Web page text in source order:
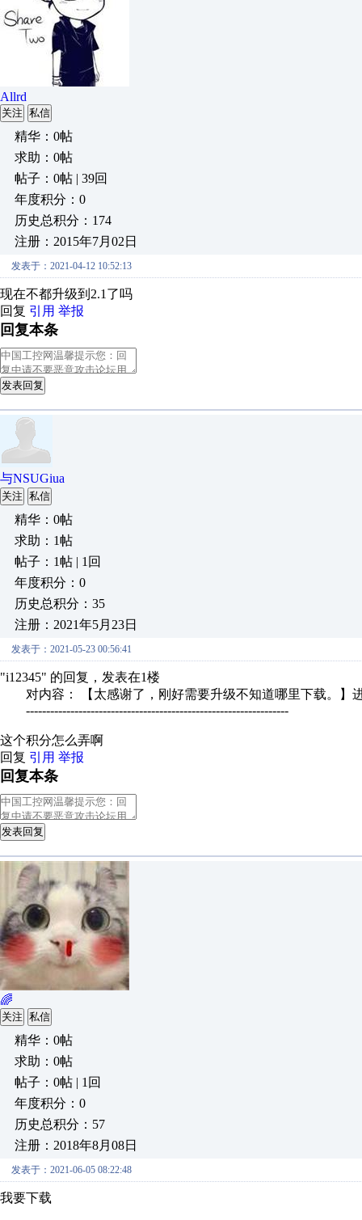
Allrd
关注 私信
精华：0帖
求助：0帖
帖子：0帖 | 39回
年度积分：0
历史总积分：174
注册：2015年7月02日
发表于：2021-04-12 10:52:13
现在不都升级到2.1了吗
回复 引用 举报
回复本条
发表回复
与NSUGiua
关注 私信
精华：0帖
求助：1帖
帖子：1帖 | 1回
年度积分：0
历史总积分：35
注册：2021年5月23日
发表于：2021-05-23 00:56:41
"i12345" 的回复，发表在1楼
对内容： 【太感谢了，刚好需要升级不知道哪里下载。】
-----------------------------------------------------------------
这个积分怎么弄啊
回复 引用 举报
回复本条
发表回复
🌈
关注 私信
精华：0帖
求助：0帖
帖子：0帖 | 1回
年度积分：0
历史总积分：57
注册：2018年8月08日
发表于：2021-06-05 08:22:48
我要下载